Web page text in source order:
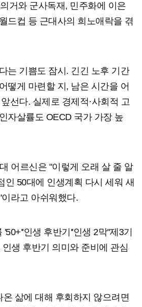
거와 군사독재, 민주화에 이은
드컵 등 근대사의 희노애락을 겪
는 기쁨도 잠시. 긴긴 노후 기간
떻게 마련할 지, 남은 시간을 어
선다. 실제로 경제적·사회적 고
자살률도 OECD 국가 가장 높
어르신은 "이렇게 오래 살 줄 알
인 50대에 인생계획 다시 세워 새
라고 아쉬워했다.
인생 후반기''인생 2막''제3기
생 후반기 의미와 준비에 관심
삶에 대해 후회하지 않으려면